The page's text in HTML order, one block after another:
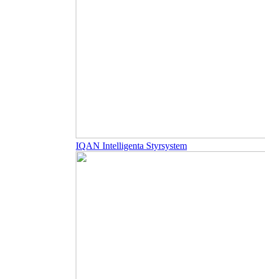
IQAN Intelligenta Styrsystem